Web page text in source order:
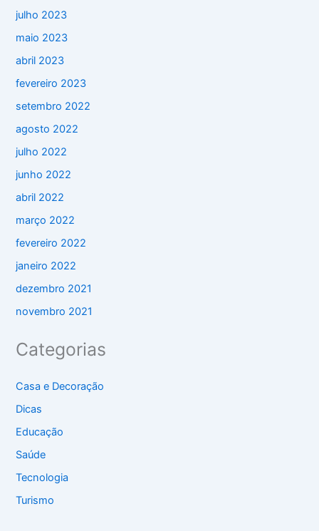
julho 2023
maio 2023
abril 2023
fevereiro 2023
setembro 2022
agosto 2022
julho 2022
junho 2022
abril 2022
março 2022
fevereiro 2022
janeiro 2022
dezembro 2021
novembro 2021
Categorias
Casa e Decoração
Dicas
Educação
Saúde
Tecnologia
Turismo